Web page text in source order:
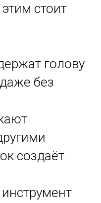
стоит
голову
без
создаёт